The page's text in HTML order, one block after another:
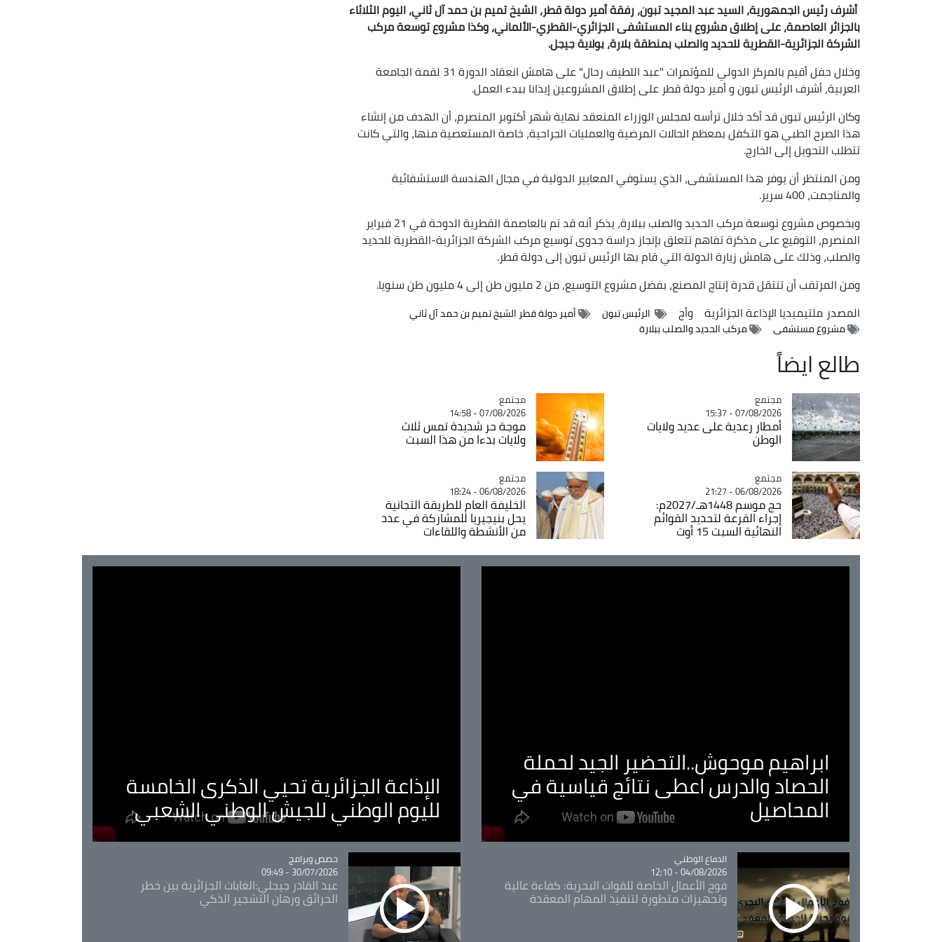
أشرف رئيس الجمهورية، السيد عبد المجيد تبون، رفقة أمير دولة قطر، الشيخ تميم بن حمد آل ثاني، اليوم الثلاثاء
بالجزائر العاصمة، على إطلاق مشروع بناء المستشفى الجزائري-القطري-الألماني، وكذا مشروع توسعة مركب
الشركة الجزائرية-القطرية للحديد والصلب بمنطقة بلارة، بولاية جيجل.
وخلال حفل أقيم بالمركز الدولي للمؤتمرات "عبد اللطيف رحال" على هامش انعقاد الدورة 31 لقمة الجامعة
العربية، أشرف الرئيس تبون و أمير دولة قطر على إطلاق المشروعين إيذانا ببدء العمل.
وكان الرئيس تبون قد أكد خلال ترأسه لمجلس الوزراء المنعقد نهاية شهر أكتوبر المنصرم، أن الهدف من إنشاء
هذا الصرح الطبي هو التكفل بمعظم الحالات المرضية والعمليات الجراحية، خاصة المستعصية منها، والتي كانت
تتطلب التحويل إلى الخارج.
ومن المنتظر أن يوفر هذا المستشفى، الذي يستوفي المعايير الدولية في مجال الهندسة الاستشفائية
والمناجمت، 400 سرير.
وبخصوص مشروع توسعة مركب الحديد والصلب ببلارة، يذكر أنه قد تم بالعاصمة القطرية الدوحة في 21 فبراير
المنصرم، التوقيع على مذكرة تفاهم تتعلق بإنجاز دراسة جدوى توسيع مركب الشركة الجزائرية-القطرية للحديد
والصلب، وذلك على هامش زيارة الدولة التي قام بها الرئيس تبون إلى دولة قطر.
ومن المرتقب أن تنتقل قدرة إنتاج المصنع، بفضل مشروع التوسيع، من 2 مليون طن إلى 4 مليون طن سنويا.
المصدر ملتيميديا الإذاعة الجزائرية وأج الرئيس تبون
أمير دولة قطر الشيخ تميم بن حمد آل ثاني
مشروع مستشفى
مركب الحديد والصلب ببلارة
طالع ايضاً
Catégorie
مجتمع
07/08/2026 - 15:37
أمطار رعدية على عديد ولايات
الوطن
Catégorie
مجتمع
07/08/2026 - 14:58
موجة حر شديدة تمس ثلاث
ولايات بدءا من هذا السبت
Catégorie
مجتمع
06/08/2026 - 21:27
حج موسم 1448هـ/2027م:
إجراء القرعة لتحديد القوائم
النهائية السبت 15 أوت
Catégorie
مجتمع
06/08/2026 - 18:24
الخليفة العام للطريقة التجانية
يحل بنيجيريا للمشاركة في عدد
من الأنشطة واللقاءات
ابراهيم موحوش..التحضير الجيد لحملة
الحصاد والدرس اعطى نتائج قياسية في
المحاصيل
الإذاعة الجزائرية تحيي الذكرى الخامسة
لليوم الوطني للجيش الوطني الشعبي
Catégorie
الدفاع الوطني
04/08/2026 - 12:10
فوج الأعمال الخاصة للقوات البحرية: كفاءة عالية
وتجهيزات متطورة لتنفيذ المهام المعقدة
Catégorie
حصص وبرامج
30/07/2026 - 09:49
عبد القادر جيجلي:الغابات الجزائرية بين خطر
الحرائق ورهان التشجير الذكي